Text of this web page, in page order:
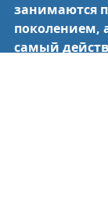
занимаются
поколением,
самый